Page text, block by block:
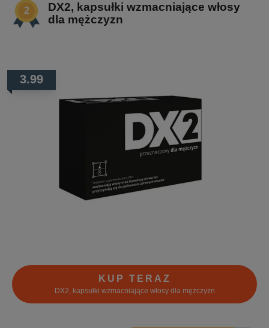
DX2, kapsułki wzmacniające włosy
dla mężczyzn
3.99
KUP TERAZ
DX2, kapsułki wzmacniające włosy dla mężczyzn